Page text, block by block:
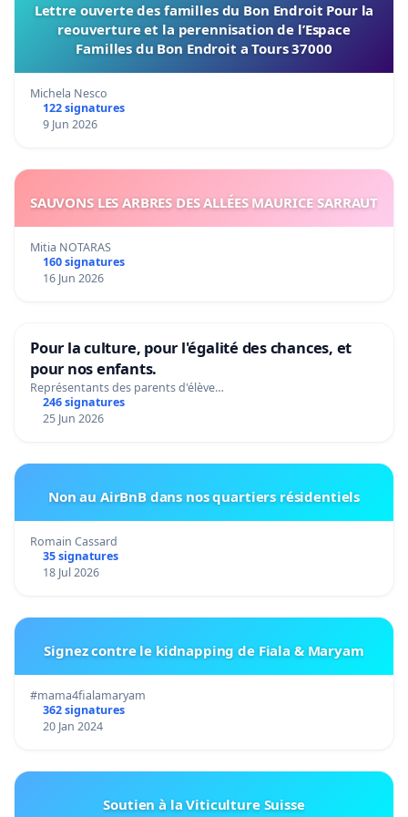
Lettre ouverte des familles du Bon Endroit Pour la
reouverture et la perennisation de l’Espace
Familles du Bon Endroit a Tours 37000
Michela Nesco
122 signatures
9 Jun 2026
SAUVONS LES ARBRES DES ALLÉES MAURICE SARRAUT
Mitia NOTARAS
160 signatures
16 Jun 2026
Pour la culture, pour l'égalité des chances, et
pour nos enfants.
Représentants des parents d'élève…
246 signatures
25 Jun 2026
Non au AirBnB dans nos quartiers résidentiels
Romain Cassard
35 signatures
18 Jul 2026
Signez contre le kidnapping de Fiala & Maryam
#mama4fialamaryam
362 signatures
20 Jan 2024
Soutien à la Viticulture Suisse